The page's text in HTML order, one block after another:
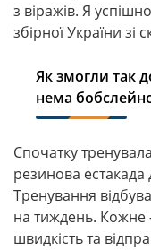
з віражів. Я
збірної України зі
Як змогли так
нема
Спочатку
резинова естакада
Тренування
на тиждень. Кожне
швидкість та